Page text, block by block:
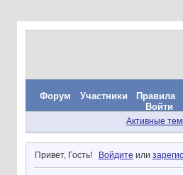
Форум Участники Правила
Войти
Активные
Привет, Гость! Войдите или